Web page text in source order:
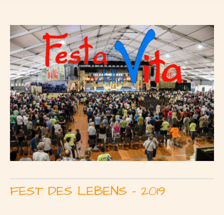
FEST DES LEBENS – 2019